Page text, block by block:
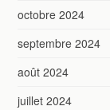
octobre 2024
septembre 2024
août 2024
juillet 2024